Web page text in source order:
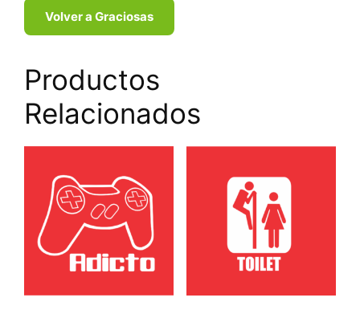
Volver a Graciosas
Productos
Relacionados